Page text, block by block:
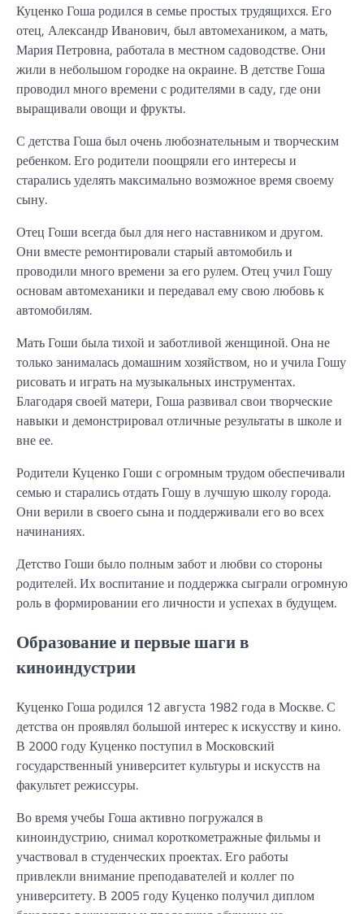
Куценко Гоша родился в семье простых трудящихся. Его
отец, Александр Иванович, был автомехаником, а мать,
Мария Петровна, работала в местном садоводстве. Они
жили в небольшом городке на окраине. В детстве Гоша
проводил много времени с родителями в саду, где они
выращивали овощи и фрукты.
С детства Гоша был очень любознательным и творческим
ребенком. Его родители поощряли его интересы и
старались уделять максимально возможное время своему
сыну.
Отец Гоши всегда был для него наставником и другом.
Они вместе ремонтировали старый автомобиль и
проводили много времени за его рулем. Отец учил Гошу
основам автомеханики и передавал ему свою любовь к
автомобилям.
Мать Гоши была тихой и заботливой женщиной. Она не
только занималась домашним хозяйством, но и учила Гошу
рисовать и играть на музыкальных инструментах.
Благодаря своей матери, Гоша развивал свои творческие
навыки и демонстрировал отличные результаты в школе и
вне ее.
Родители Куценко Гоши с огромным трудом обеспечивали
семью и старались отдать Гошу в лучшую школу города.
Они верили в своего сына и поддерживали его во всех
начинаниях.
Детство Гоши было полным забот и любви со стороны
родителей. Их воспитание и поддержка сыграли огромную
роль в формировании его личности и успехах в будущем.
Образование и первые шаги в
киноиндустрии
Куценко Гоша родился 12 августа 1982 года в Москве. С
детства он проявлял большой интерес к искусству и кино.
В 2000 году Куценко поступил в Московский
государственный университет культуры и искусств на
факультет режиссуры.
Во время учебы Гоша активно погружался в
киноиндустрию, снимал короткометражные фильмы и
участвовал в студенческих проектах. Его работы
привлекли внимание преподавателей и коллег по
университету. В 2005 году Куценко получил диплом